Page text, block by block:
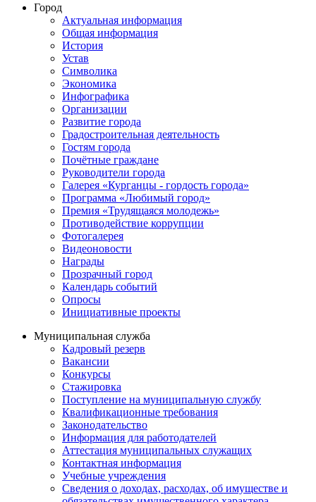
Город
Актуальная информация
Общая информация
История
Устав
Символика
Экономика
Инфографика
Организации
Развитие города
Градостроительная деятельность
Гостям города
Почётные граждане
Руководители города
Галерея «Курганцы - гордость города»
Программа «Любимый город»
Премия «Трудящаяся молодежь»
Противодействие коррупции
Фотогалерея
Видеоновости
Награды
Прозрачный город
Календарь событий
Опросы
Инициативные проекты
Муниципальная служба
Кадровый резерв
Вакансии
Конкурсы
Стажировка
Поступление на муниципальную службу
Квалификационные требования
Законодательство
Информация для работодателей
Аттестация муниципальных служащих
Контактная информация
Учебные учреждения
Сведения о доходах, расходах, об имуществе и